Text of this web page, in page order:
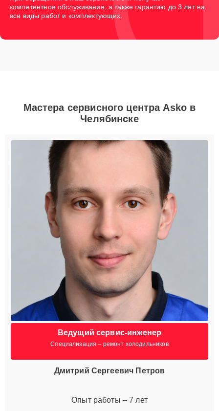
компетентное обслуживание, а также гарантию до 3 лет на
все виды работ и комплектующих.
Мастера сервисного центра Asko в
Челябинске
Ведущий сервис-инженер
Специализация – ремонт холодильников
Дмитрий Сергеевич Петров
Опыт работы – 7 лет